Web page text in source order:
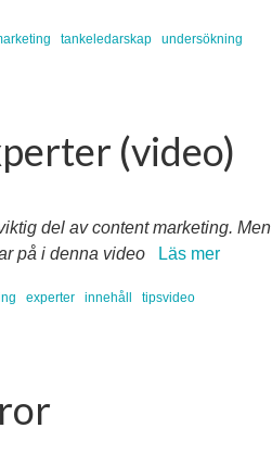
tankeledarskap undersökning
(video)
del av content marketing. Men
på i denna video
Läs mer
experter innehåll tipsvideo